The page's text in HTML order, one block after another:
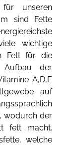
für unseren
sind Fette
wichtige
Fett für die
Aufbau der
A,D,E
auf
wodurch der
fett macht.
welche